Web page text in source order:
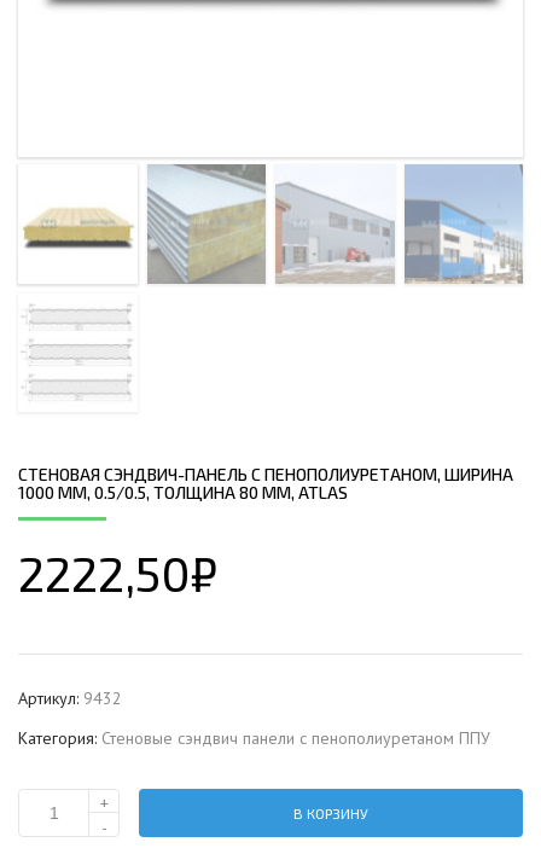
СТЕНОВАЯ СЭНДВИЧ-ПАНЕЛЬ С ПЕНОПОЛИУРЕТАНОМ, ШИРИНА
1000 ММ, 0.5/0.5, ТОЛЩИНА 80 ММ, ATLAS
2222,50₽
Артикул: 9432
Категория: Стеновые сэндвич панели с пенополиуретаном ППУ
Количество
+
-
В КОРЗИНУ